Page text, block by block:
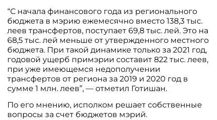
“С начала финансового года из регионального
бюджета в мэрию ежемесячно вместо 138,3 тыс.
леев трансфертов, поступает 69,8 тыс. лей. Это на
68,5 тыс. лей меньше от утвержденного местного
бюджета. При такой динамике только за 2021 год,
годовой ущерб примэрии составит 822 тыс. леев,
при уже имеющемся недополучении
трансфертов от региона за 2019 и 2020 год в
сумме 1 млн. леев”, — отметил Готишан.
По его мнению, исполком решает собственные
вопросы за счет бюджетов мэрий.